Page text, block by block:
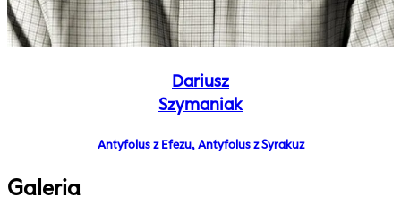
Dariusz
Szymaniak
Antyfolus z Efezu, Antyfolus z Syrakuz
Galeria